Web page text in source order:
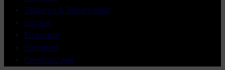
Tillbehör & Reservdelar
Elcykel
Elscooter
Elmoped
Elmotorcykel